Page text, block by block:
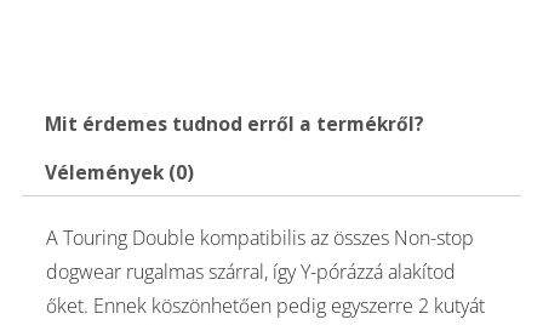
Mit érdemes tudnod erről a termékről?
Vélemények (0)
A Touring Double kompatibilis az összes Non-stop
dogwear rugalmas szárral, így Y-pórázzá alakítod
őket. Ennek köszönhetően pedig egyszerre 2 kutyát